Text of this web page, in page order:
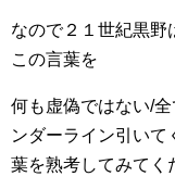
なので２１世紀黒野
この言葉を
何も虚偽ではない/
ンダーライン引い
葉を熟考してみてく